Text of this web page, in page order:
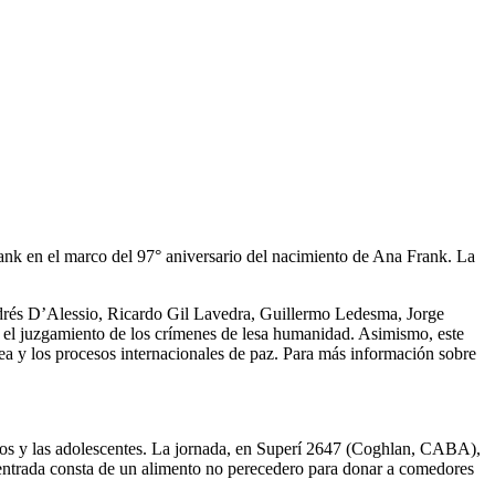
en el marco del 97° aniversario del nacimiento de Ana Frank. La
D’Alessio, Ricardo Gil Lavedra, Guillermo Ledesma, Jorge
juzgamiento de los crímenes de lesa humanidad. Asimismo, este
y los procesos internacionales de paz. Para más información sobre
y las adolescentes. La jornada, en Superí 2647 (Coghlan, CABA),
consta de un alimento no perecedero para donar a comedores